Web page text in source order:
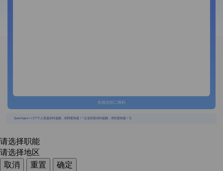
长按识别二维码
{{usertype=='2'?'个人投递实时提醒，招聘更快捷！':'企业回复实时提醒，求职更快捷！'}}
请选择职能
请选择地区
取消
重置
确定